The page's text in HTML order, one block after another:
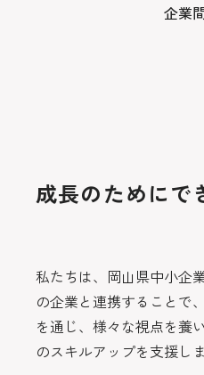
企業
成長のためにで
私たちは、岡山県中小企
の企業と連携することで
を通じ、様々な視点を養
のスキルアップを支援しま